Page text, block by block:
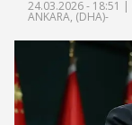
24.03.2026 - 18:51 |
ANKARA, (DHA)-